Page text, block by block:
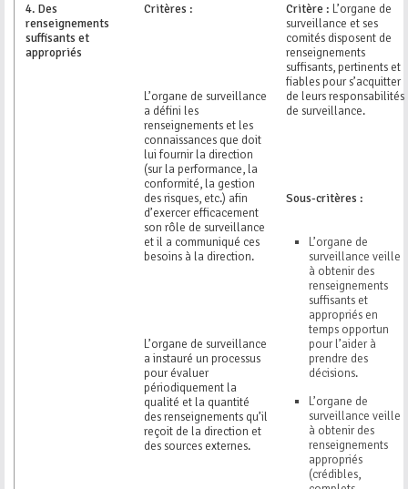
4. Des
renseignements
suffisants et
appropriés
Critères :
L’organe de surveillance
a défini les
renseignements et les
connaissances que doit
lui fournir la direction
(sur la performance, la
conformité, la gestion
des risques, etc.) afin
d’exercer efficacement
son rôle de surveillance
et il a communiqué ces
besoins à la direction.
L’organe de surveillance
a instauré un processus
pour évaluer
périodiquement la
qualité et la quantité
des renseignements qu’il
reçoit de la direction et
des sources externes.
Critère : L’organe de
surveillance et ses
comités disposent de
renseignements
suffisants, pertinents et
fiables pour s’acquitter
de leurs responsabilités
de surveillance.
Sous-critères :
L’organe de
surveillance veille
à obtenir des
renseignements
suffisants et
appropriés en
temps opportun
pour l’aider à
prendre des
décisions.
L’organe de
surveillance veille
à obtenir des
renseignements
appropriés
(crédibles,